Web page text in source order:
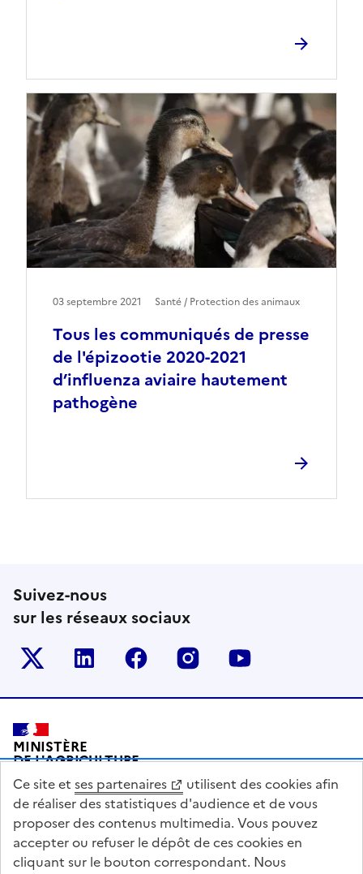
Tous les communiqués de presse
de l'épizootie 2020-2021
d’influenza aviaire hautement
pathogène
03 septembre 2021 Santé / Protection des animaux
Suivez-nous
sur les réseaux sociaux
Le ministère sur Twitter
Le ministère sur LinkedIn
Le ministère sur Facebook
Le ministère sur
Pied de page
MINISTÈRE
DE L'AGRICULTURE
DE L'AGRO-ALIMENTAIRE
ET DE LA SOUVERAINETÉ
ALIMENTAIRE
Ce site et ses partenaires
utilisent des cookies afin
de réaliser des statistiques d'audience et de vous
proposer des contenus multimedia. Vous pouvez
accepter ou refuser le dépôt de ces cookies en
cliquant sur le bouton correspondant. Nous